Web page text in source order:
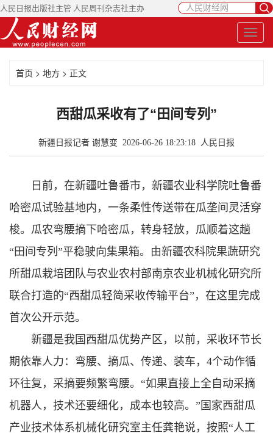
人民日报出版社主管 人民周刊杂志社主办
首页 > 地方 > 正文
西甜瓜采收有了“田间专列”
新疆日报记者 谢慧变 2026-06-26 18:23:18 人民日报
日前，在新疆吐鲁番市，新疆农业科学院吐鲁番
哈密瓜试验基地内，一条柔性传送带在瓜垄间灵活穿
梭。瓜农弯腰摘下哈密瓜，转身轻放，瓜顺着这趟
“田间专列”平稳驶向集果箱。由新疆农科院果蔬研究
所甜瓜栽培团队与农业农村部南京农业机械化研究所
联合打造的“西甜瓜轻简采收传输平台”，在这里完成
首次公开示范。
新疆是我国西甜瓜优势产区，以前，采收环节长
期依靠人力：弯腰、摘瓜、传递、装车，4个动作循
环往复，采摘要频繁弯腰。“如果直接上全自动采摘
机器人，技术还要细化，成本也较高。”国家西甜瓜
产业技术体系机械化研究室主任龚艳说，按照“人工